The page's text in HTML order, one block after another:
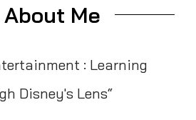
Me
: Learning
Disney's Lens“